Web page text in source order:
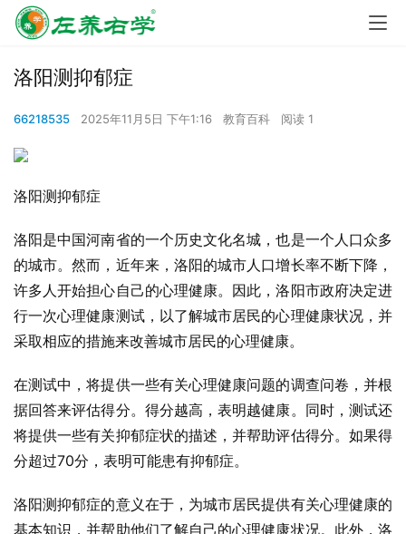
洛阳测抑郁症
66218535 2025年11月5日 下午1:16 教育百科 阅读 1
洛阳测抑郁症
洛阳是中国河南省的一个历史文化名城，也是一个人口众多
的城市。然而，近年来，洛阳的城市人口增长率不断下降，
许多人开始担心自己的心理健康。因此，洛阳市政府决定进
行一次心理健康测试，以了解城市居民的心理健康状况，并
采取相应的措施来改善城市居民的心理健康。
在测试中，将提供一些有关心理健康问题的调查问卷，并根
据回答来评估得分。得分越高，表明越健康。同时，测试还
将提供一些有关抑郁症状的描述，并帮助评估得分。如果得
分超过70分，表明可能患有抑郁症。
洛阳测抑郁症的意义在于，为城市居民提供有关心理健康的
基本知识，并帮助他们了解自己的心理健康状况。此外，洛